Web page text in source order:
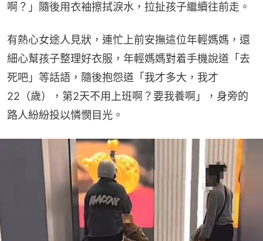
啊？」隨後用衣袖擦拭淚水，拉扯孩子繼續往前走。
有熱心女途人見狀，連忙上前安撫這位年輕媽媽，還
細心幫孩子整理好衣服，年輕媽媽對着手機說道「去
死吧」等話語，隨後抱怨道「我才多大，我才
22（歲），第2天不用上班啊？要我養啊」，身旁的
路人紛紛投以憐憫目光。